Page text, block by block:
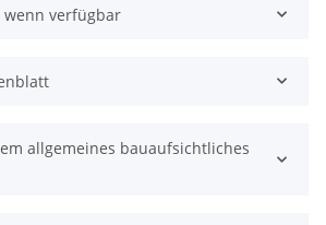
wenn verfügbar
allgemeines bauaufsichtliches